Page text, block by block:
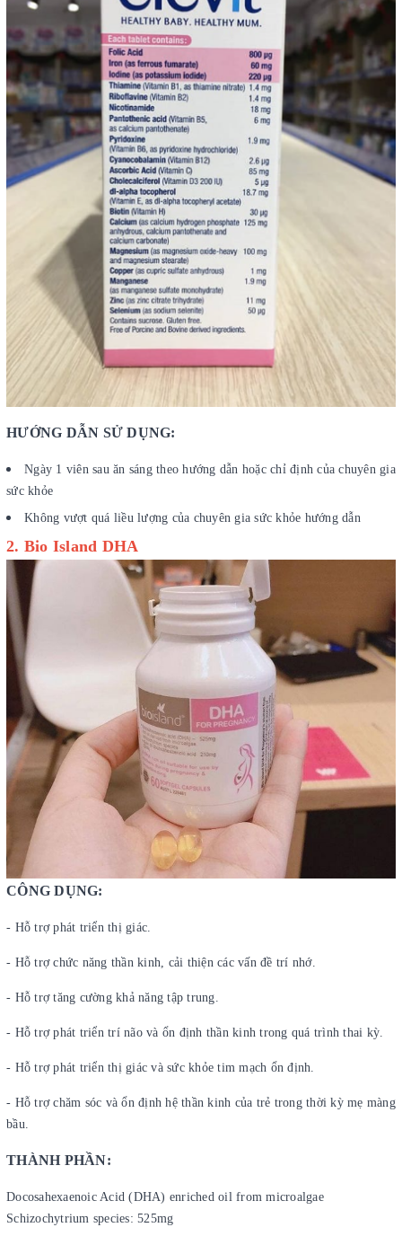
HƯỚNG DẪN SỬ DỤNG:
Ngày 1 viên sau ăn sáng theo hướng dẫn hoặc chỉ định của chuyên gia
sức khỏe
Không vượt quá liều lượng của chuyên gia sức khỏe hướng dẫn
2. Bio Island DHA
CÔNG DỤNG:
- Hỗ trợ phát triển thị giác.
- Hỗ trợ chức năng thần kinh, cải thiện các vấn đề trí nhớ.
- Hỗ trợ tăng cường khả năng tập trung.
- Hỗ trợ phát triển trí não và ổn định thần kinh trong quá trình thai kỳ.
- Hỗ trợ phát triển thị giác và sức khỏe tim mạch ổn định.
- Hỗ trợ chăm sóc và ổn định hệ thần kinh của trẻ trong thời kỳ mẹ màng
bầu.
THÀNH PHẦN:
Docosahexaenoic Acid (DHA) enriched oil from microalgae
Schizochytrium species: 525mg